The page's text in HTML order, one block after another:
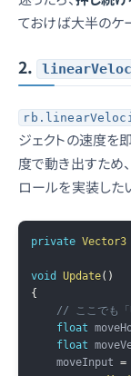
ておけば大半のケ
2.
ジェクトの速度を
度で動き出すため
ロールを実装した
private Vector3
void Update( )
{
// ここでも「
float
float
    moveInput
=